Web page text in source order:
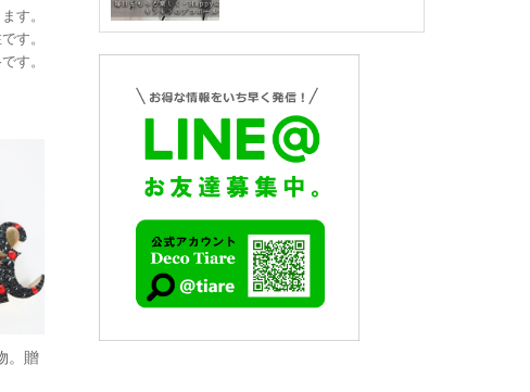
す。
す。
す。
。贈